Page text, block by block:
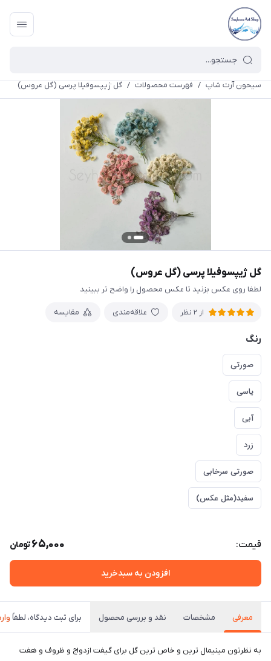
سیحون آرت شاپ / فهرست محصولات / گل ژیپسوفیلا پرسی (گل عروس)
گل ژیپسوفیلا پرسی (گل عروس)
لطفا روی عکس بزنید تا عکس محصول را واضح تر ببینید
از 2 نظر علاقه‌مندی مقایسه
رنگ
صورتی
یاسی
آبی
زرد
صورتی سرخابی
سفید(مثل عکس)
قیمت: 65,000تومان
افزودن به سبدخرید
معرفی مشخصات نقد و بررسی محصول برای ثبت دیدگاه، لطفاً
به نظرتون مینیمال ترین و خاص ترین گل برای گیفت ازدواج و ظروف و هفت